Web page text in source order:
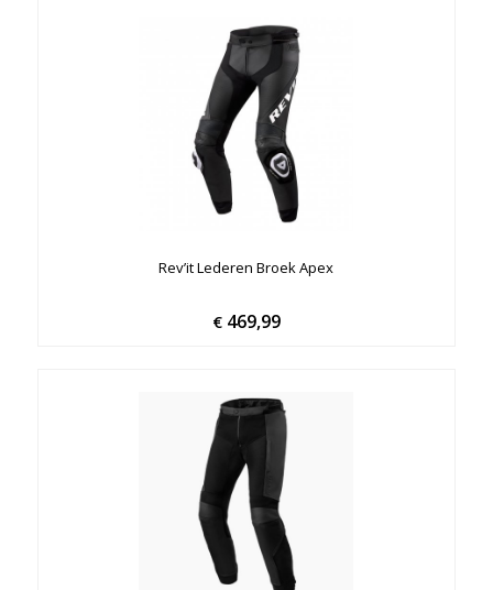
Rev’it Lederen Broek Apex
€469,99